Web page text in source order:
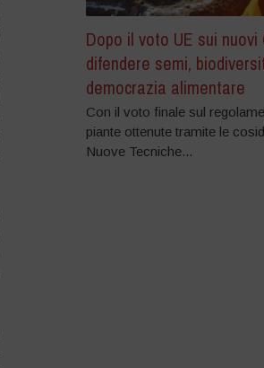
Dopo il voto UE sui nuovi
difendere semi,
democrazia alimentare
Con il voto finale sul
piante ottenute tramite le
Nuove Tecniche...